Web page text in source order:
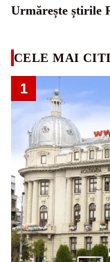
Urmărește știrile
CELE MAI
1